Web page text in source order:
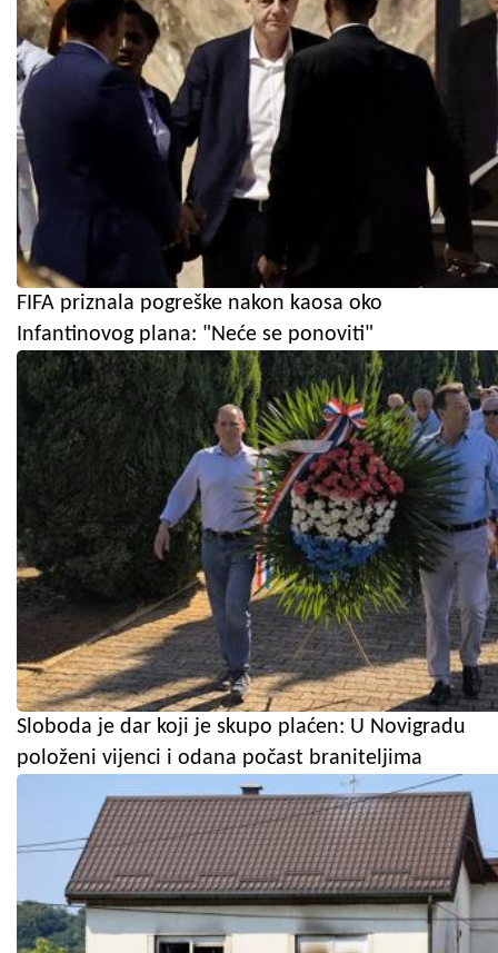
FIFA priznala pogreške nakon kaosa oko
Infantinovog plana: "Neće se ponoviti"
Sloboda je dar koji je skupo plaćen: U Novigradu
položeni vijenci i odana počast braniteljima